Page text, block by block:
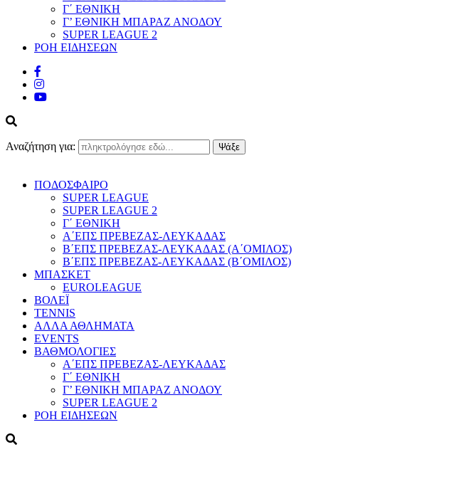
Γ΄ ΕΘΝΙΚΗ
Γ’ ΕΘΝΙΚΗ ΜΠΑΡΑΖ ΑΝΟΔΟΥ
SUPER LEAGUE 2
ΡΟΗ ΕΙΔΗΣΕΩΝ
Αναζήτηση για:
ΠΟΔΟΣΦΑΙΡΟ
SUPER LEAGUE
SUPER LEAGUE 2
Γ΄ ΕΘΝΙΚΗ
Α΄ΕΠΣ ΠΡΕΒΕΖΑΣ-ΛΕΥΚΑΔΑΣ
Β΄ΕΠΣ ΠΡΕΒΕΖΑΣ-ΛΕΥΚΑΔΑΣ (Α΄ΟΜΙΛΟΣ)
Β΄ΕΠΣ ΠΡΕΒΕΖΑΣ-ΛΕΥΚΑΔΑΣ (Β΄ΟΜΙΛΟΣ)
ΜΠΑΣΚΕΤ
EUROLEAGUE
ΒΟΛΕΪ
TENNIS
ΑΛΛΑ ΑΘΛΗΜΑΤΑ
EVENTS
ΒΑΘΜΟΛΟΓΙΕΣ
Α΄ΕΠΣ ΠΡΕΒΕΖΑΣ-ΛΕΥΚΑΔΑΣ
Γ΄ ΕΘΝΙΚΗ
Γ’ ΕΘΝΙΚΗ ΜΠΑΡΑΖ ΑΝΟΔΟΥ
SUPER LEAGUE 2
ΡΟΗ ΕΙΔΗΣΕΩΝ